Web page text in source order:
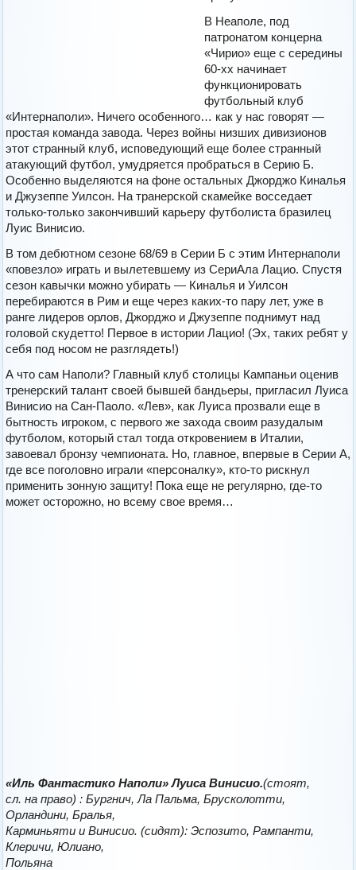
В Неаполе, под
патронатом концерна
«Чирио» еще с середины
60-хх начинает
функционировать
футбольный клуб
«Интернаполи». Ничего особенного… как у нас говорят —
простая команда завода. Через войны низших дивизионов
этот странный клуб, исповедующий еще более странный
атакующий футбол, умудряется пробраться в Серию Б.
Особенно выделяются на фоне остальных Джорджо Киналья
и Джузеппе Уилсон. На транерской скамейке восседает
только-только закончивший карьеру футболиста бразилец
Луис Винисио.
В том дебютном сезоне 68/69 в Серии Б с этим Интернаполи
«повезло» играть и вылетевшему из СериАла Лацио. Спустя
сезон кавычки можно убирать — Киналья и Уилсон
перебираются в Рим и еще через каких-то пару лет, уже в
ранге лидеров орлов, Джорджо и Джузеппе поднимут над
головой скудетто! Первое в истории Лацио! (Эх, таких ребят у
себя под носом не разглядеть!)
А что сам Наполи? Главный клуб столицы Кампаньи оценив
тренерский талант своей бывшей бандьеры, пригласил Луиса
Винисио на Сан-Паоло. «Лев», как Луиса прозвали еще в
бытность игроком, с первого же захода своим разудалым
футболом, который стал тогда откровением в Италии,
завоевал бронзу чемпионата. Но, главное, впервые в Серии А,
где все поголовно играли «персоналку», кто-то рискнул
применить зонную защиту! Пока еще не регулярно, где-то
может осторожно, но всему свое время…
«Иль Фантастико Наполи» Луиса Винисио.(стоят,
сл. на право) : Бургнич, Ла Пальма, Брусколотти,
Орландини, Бралья,
Карминьяти и Винисио. (сидят): Эспозито, Рампанти,
Клеричи, Юлиано,
Польяна